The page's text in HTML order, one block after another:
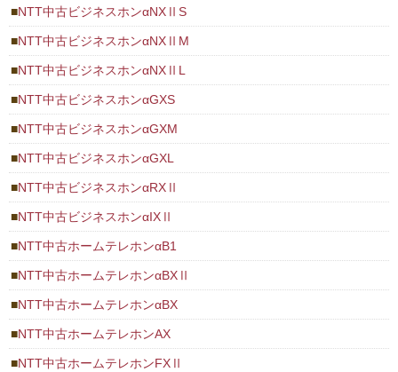
NTT中古ビジネスホンαNXⅡS
NTT中古ビジネスホンαNXⅡM
NTT中古ビジネスホンαNXⅡL
NTT中古ビジネスホンαGXS
NTT中古ビジネスホンαGXM
NTT中古ビジネスホンαGXL
NTT中古ビジネスホンαRXⅡ
NTT中古ビジネスホンαIXⅡ
NTT中古ホームテレホンαB1
NTT中古ホームテレホンαBXⅡ
NTT中古ホームテレホンαBX
NTT中古ホームテレホンAX
NTT中古ホームテレホンFXⅡ